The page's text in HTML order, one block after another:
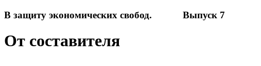
В защиту экономических свобод. Выпуск 7
От составителя